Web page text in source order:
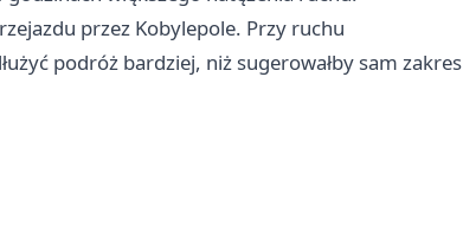
przez Kobylepole. Przy ruchu
podróż bardziej, niż sugerowałby sam zakres